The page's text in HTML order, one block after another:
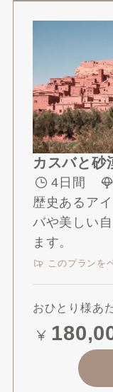
カスバと砂
4日間
歴史あるア
バや美しい
ます。
このプランを
おひとり様あ
18